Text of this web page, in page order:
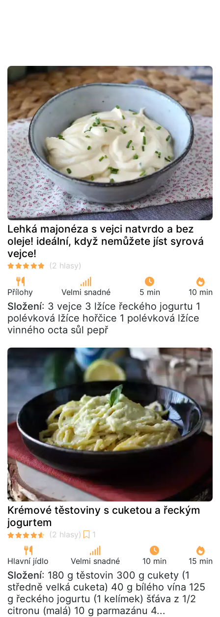
Lehká majonéza s vejci natvrdo a bez
oleje! ideální, když nemůžete jíst syrová
vejce!
Přílohy Velmi snadné 5 min 10 min
Složení: 3 vejce 3 lžíce řeckého jogurtu 1
polévková lžíce hořčice 1 polévková lžíce
vinného octa sůl pepř
Krémové těstoviny s cuketou a řeckým
jogurtem
Hlavní jídlo Velmi snadné 10 min 15 min
Složení: 180 g těstovin 300 g cukety (1
středně velká cuketa) 40 g bílého vína 125
g řeckého jogurtu (1 kelímek) šťáva z 1/2
citronu (malá) 10 g parmazánu 4...